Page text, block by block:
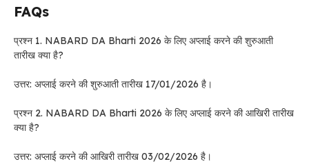
FAQs
प्रश्न 1. NABARD DA Bharti 2026 के लिए अप्लाई करने की शुरुआती
तारीख क्या है?
उत्तर: अप्लाई करने की शुरुआती तारीख 17/01/2026 है।
प्रश्न 2. NABARD DA Bharti 2026 के लिए अप्लाई करने की आखिरी तारीख
क्या है?
उत्तर: अप्लाई करने की आखिरी तारीख 03/02/2026 है।